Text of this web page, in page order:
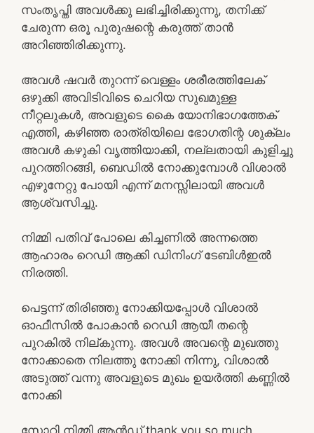
സംതൃപ്തി അവൾക്കു ലഭിച്ചിരിക്കുന്നു, തനിക്ക്
ചേരുന്ന ഒരൂ പുരുഷന്റെ കരുത്ത് താൻ
അറിഞ്ഞിരിക്കുന്നു.
അവൾ ഷവർ തുറന്ന് വെള്ളം ശരീരത്തിലേക്
ഒഴുക്കി അവിടിവിടെ ചെറിയ സുഖമുള്ള
നീറ്റലുകൾ, അവളുടെ കൈ യോനിഭാഗത്തേക്
എത്തി, കഴിഞ്ഞ രാത്രിയിലെ ഭോഗതിന്റ ശുക്ലം
അവൾ കഴുകി വൃത്തിയാക്കി, നല്ലതായി കുളിച്ചു
പുറത്തിറങ്ങി, ബെഡിൽ നോക്കുമ്പോൾ വിശാൽ
എഴുനേറ്റു പോയി എന്ന് മനസ്സിലായി അവൾ
ആശ്വസിച്ചു.
നിമ്മി പതിവ് പോലെ കിച്ചണിൽ അന്നത്തെ
ആഹാരം റെഡി ആക്കി ഡിനിംഗ് ടേബിൾഇൽ
നിരത്തി.
പെട്ടന്ന് തിരിഞ്ഞു നോക്കിയപ്പോൾ വിശാൽ
ഓഫീസിൽ പോകാൻ റെഡി ആയീ തന്റെ
പുറകിൽ നില്കുന്നു. അവൾ അവന്റെ മുഖത്തു
നോക്കാതെ നിലത്തു നോക്കി നിന്നു, വിശാൽ
അടുത്ത് വന്നു അവളുടെ മുഖം ഉയർത്തി കണ്ണിൽ
നോക്കി
സോറി നിമ്മി ആൻഡ് thank you so much.